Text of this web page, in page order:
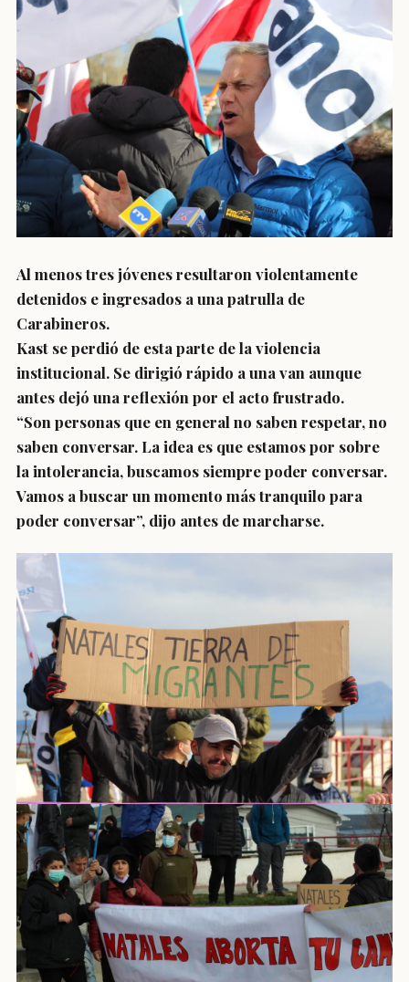
Al menos tres jóvenes resultaron violentamente
detenidos e ingresados a una patrulla de
Carabineros.
Kast se perdió de esta parte de la violencia
institucional. Se dirigió rápido a una van aunque
antes dejó una reflexión por el acto frustrado.
“Son personas que en general no saben respetar, no
saben conversar. La idea es que estamos por sobre
la intolerancia, buscamos siempre poder conversar.
Vamos a buscar un momento más tranquilo para
poder conversar”, dijo antes de marcharse.